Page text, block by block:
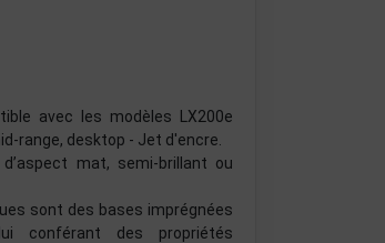
avec les modèles LX200e
range, desktop - Jet d'encre.
mat, semi-brillant ou
sont des bases imprégnées
conférant des propriétés